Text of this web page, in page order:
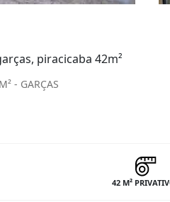
piracicaba 42m²
- GARÇAS
42 M²